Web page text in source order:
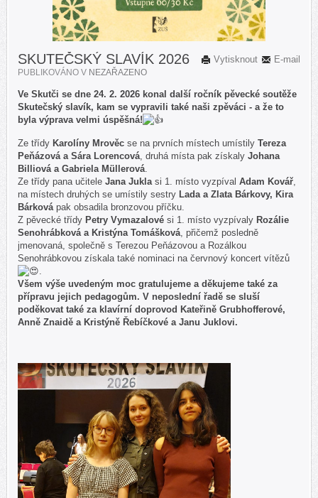
E-mail
Vytisknout
SKUTEČSKÝ SLAVÍK 2026
PUBLIKOVÁNO V NEZAŘAZENO
Ve Skutči se dne 24. 2. 2026 konal další ročník pěvecké soutěže
Skutečský slavík, kam se vypravili také naši zpěváci - a že to
byla výprava velmi úspěšná!
Ze třídy Karolíny Mrověc se na prvních místech umístily Tereza
Peňázová a Sára Lorencová, druhá místa pak získaly Johana
Billiová a Gabriela Müllerová.
Ze třídy pana učitele Jana Juklasi 1. místo vyzpíval Adam Kovář,
na místech druhých se umístily sestry Lada a Zlata Bárkovy, Kira
Bárkovápak obsadila bronzovou příčku.
Z pěvecké třídy Petry Vymazalové si 1. místo vyzpívaly Rozálie
Senohrábková a Kristýna Tomášková, přičemž posledně
jmenovaná, společně s Terezou Peňázovou a Rozálkou
Senohrábkovou získala také nominaci na červnový koncert vítězů
.
Všem výše uvedeným moc gratulujeme a děkujeme také za
přípravu jejich pedagogům. V neposlední řadě se sluší
poděkovat také za klavírní doprovod Kateřině Grubhofferové,
Anně Znaidě a Kristýně Řebíčkové a Janu Juklovi.